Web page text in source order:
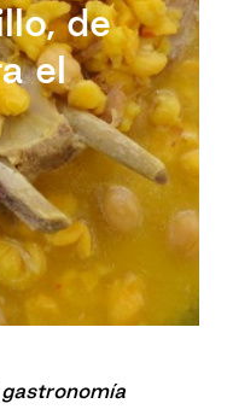
de
el